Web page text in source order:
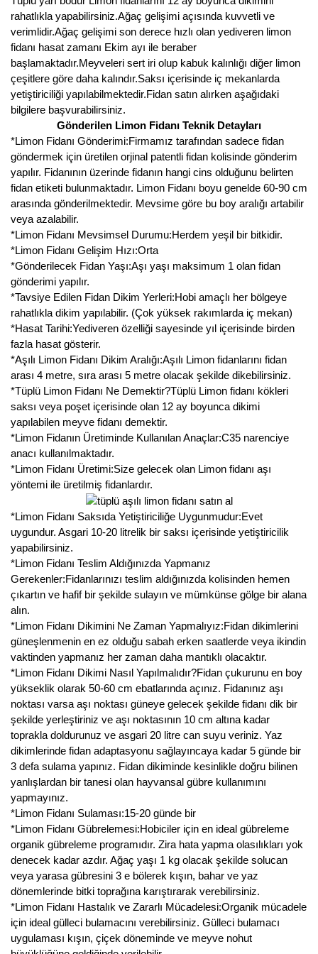
rahatlıkla yapabilirsiniz.Ağaç gelişimi açısında kuvvetli ve
verimlidir.Ağaç gelişimi son derece hızlı olan yediveren limon
fidanı hasat zamanı Ekim ayı ile beraber
başlamaktadır.Meyveleri sert iri olup kabuk kalınlığı diğer limon
çeşitlere göre daha kalındır.Saksı içerisinde iç mekanlarda
yetiştiriciliği yapılabilmektedir.Fidan satın alırken aşağıdaki
bilgilere başvurabilirsiniz.
Gönderilen Limon Fidanı Teknik Detayları
*Limon Fidanı Gönderimi:Firmamız tarafından sadece fidan
göndermek için üretilen orjinal patentli fidan kolisinde gönderim
yapılır. Fidanının üzerinde fidanın hangi cins olduğunu belirten
fidan etiketi bulunmaktadır. Limon Fidanı boyu genelde 60-90 cm
arasında gönderilmektedir. Mevsime göre bu boy aralığı artabilir
veya azalabilir.
*Limon Fidanı Mevsimsel Durumu:Herdem yeşil bir bitkidir.
*Limon Fidanı Gelişim Hızı:Orta
*Gönderilecek Fidan Yaşı:Aşı yaşı maksimum 1 olan fidan
gönderimi yapılır.
*Tavsiye Edilen Fidan Dikim Yerleri:Hobi amaçlı her bölgeye
rahatlıkla dikim yapılabilir. (Çok yüksek rakımlarda iç mekan)
*Hasat Tarihi:Yediveren özelliği sayesinde yıl içerisinde birden
fazla hasat gösterir.
*Aşılı Limon Fidanı Dikim Aralığı:Aşılı Limon fidanlarını fidan
arası 4 metre, sıra arası 5 metre olacak şekilde dikebilirsiniz.
*Tüplü Limon Fidanı Ne Demektir?Tüplü Limon fidanı kökleri
saksı veya poşet içerisinde olan 12 ay boyunca dikimi
yapılabilen meyve fidanı demektir.
*Limon Fidanın Üretiminde Kullanılan Anaçlar:C35 narenciye
anacı kullanılmaktadır.
*Limon Fidanı Üretimi:Size gelecek olan Limon fidanı aşı
yöntemi ile üretilmiş fidanlardır.
*Limon Fidanı Saksıda Yetiştiriciliğe Uygunmudur:Evet
uygundur. Asgari 10-20 litrelik bir saksı içerisinde yetiştiricilik
yapabilirsiniz.
*Limon Fidanı Teslim Aldığınızda Yapmanız
Gerekenler:Fidanlarınızı teslim aldığınızda kolisinden hemen
çıkartın ve hafif bir şekilde sulayın ve mümkünse gölge bir alana
alın.
*Limon Fidanı Dikimini Ne Zaman Yapmalıyız:Fidan dikimlerini
güneşlenmenin en ez olduğu sabah erken saatlerde veya ikindin
vaktinden yapmanız her zaman daha mantıklı olacaktır.
*Limon Fidanı Dikimi Nasıl Yapılmalıdır?Fidan çukurunu en boy
yükseklik olarak 50-60 cm ebatlarında açınız. Fidanınız aşı
noktası varsa aşı noktası güneye gelecek şekilde fidanı dik bir
şekilde yerleştiriniz ve aşı noktasının 10 cm altına kadar
toprakla doldurunuz ve asgari 20 litre can suyu veriniz. Yaz
dikimlerinde fidan adaptasyonu sağlayıncaya kadar 5 günde bir
3 defa sulama yapınız. Fidan dikiminde kesinlikle doğru bilinen
yanlışlardan bir tanesi olan hayvansal gübre kullanımını
yapmayınız.
*Limon Fidanı Sulaması:15-20 günde bir
*Limon Fidanı Gübrelemesi:Hobiciler için en ideal gübreleme
organik gübreleme programıdır. Zira hata yapma olasılıkları yok
denecek kadar azdır. Ağaç yaşı 1 kg olacak şekilde solucan
veya yarasa gübresini 3 e bölerek kışın, bahar ve yaz
dönemlerinde bitki toprağına karıştırarak verebilirsiniz.
*Limon Fidanı Hastalık ve Zararlı Mücadelesi:Organik mücadele
için ideal gülleci bulamacını verebilirsiniz. Gülleci bulamacı
uygulaması kışın, çiçek döneminde ve meyve nohut
Goji Berry Fidanı
Hünnap Fidanı
İncir Fidanı
Kapari Gebre Otu Fidanı
Kayısı Fidanı
Keçiboynuzu Fidanı
Kestane Fidanı
Kiraz Fidanı
Kivi Fidanı
Kızılcık Fidanı
Kocayemiş Fidanı
Kuşburnu Fidanı
Liçi Fidanı
Longan Fidanı
Malta Eriği Fidanı
Mango Fidanı
Melez Meyveler
Murt Fidanı
Muşmula Fidanı
Muz Fidanı
Nadir Çeşit Meyveler
Nar Fidanı
Narenciye Fidanları
Nektarin Fidanı
Papaya Fidanı
Pepino Fidanı
Pitaya Fidanı
Şeftali Fidanı
Trabzon Hurması Fidanı
Üzüm Fidanı
Vişne Fidanı